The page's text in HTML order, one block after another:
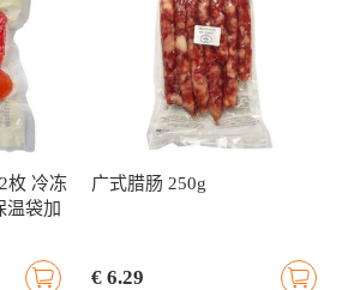
枚 冷冻
温袋加
广式腊肠 250g
€ 6.29